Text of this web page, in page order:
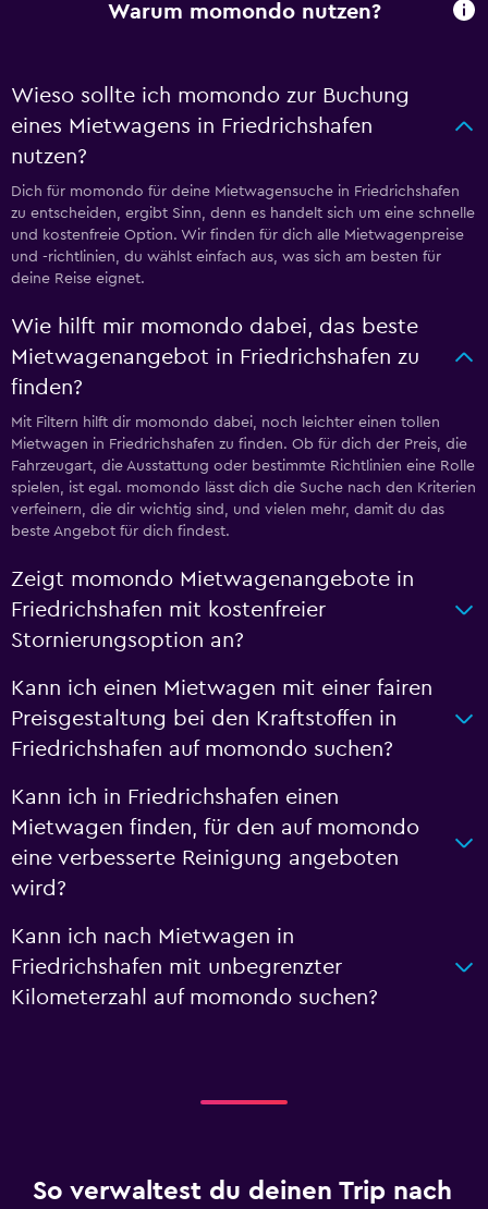
Warum momondo nutzen?
Wieso sollte ich momondo zur Buchung
eines Mietwagens in Friedrichshafen
nutzen?
Dich für momondo für deine Mietwagensuche in Friedrichshafen
zu entscheiden, ergibt Sinn, denn es handelt sich um eine schnelle
und kostenfreie Option. Wir finden für dich alle Mietwagenpreise
und -richtlinien, du wählst einfach aus, was sich am besten für
deine Reise eignet.
Wie hilft mir momondo dabei, das beste
Mietwagenangebot in Friedrichshafen zu
finden?
Mit Filtern hilft dir momondo dabei, noch leichter einen tollen
Mietwagen in Friedrichshafen zu finden. Ob für dich der Preis, die
Fahrzeugart, die Ausstattung oder bestimmte Richtlinien eine Rolle
spielen, ist egal. momondo lässt dich die Suche nach den Kriterien
verfeinern, die dir wichtig sind, und vielen mehr, damit du das
beste Angebot für dich findest.
Zeigt momondo Mietwagenangebote in
Friedrichshafen mit kostenfreier
Stornierungsoption an?
Kann ich einen Mietwagen mit einer fairen
Preisgestaltung bei den Kraftstoffen in
Friedrichshafen auf momondo suchen?
Kann ich in Friedrichshafen einen
Mietwagen finden, für den auf momondo
eine verbesserte Reinigung angeboten
wird?
Kann ich nach Mietwagen in
Friedrichshafen mit unbegrenzter
Kilometerzahl auf momondo suchen?
So verwaltest du deinen Trip nach